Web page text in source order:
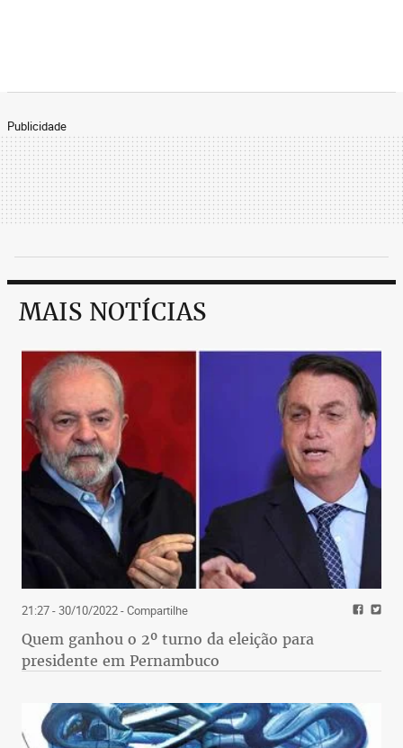
Publicidade
MAIS NOTÍCIAS
21:27 - 30/10/2022- Compartilhe
Quem ganhou o 2º turno da eleição para
presidente em Pernambuco